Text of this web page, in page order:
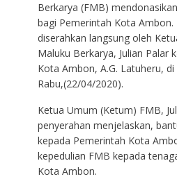
Berkarya (FMB)
bagi Pemerintah Kota
diserahkan langsung oleh
Maluku Berkarya, Julian Palar
Kota Ambon, A.G. Latuheru,
Rabu,(22/04/2020).
Ketua Umum (Ketum) FMB,
penyerahan menjelaskan,
kepada Pemerintah Kota
kepedulian FMB kepada
Kota Ambon.